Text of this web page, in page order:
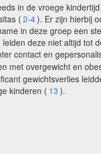
in de vroege
(2-4). Er zijn hierbij
in deze groep een
deze niet altijd tot
contact en
met overgewicht en
gewichtsverlies
kinderen ( 13 ).